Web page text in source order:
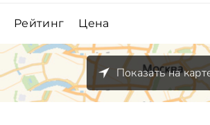
Рейтинг Цена
Показать на